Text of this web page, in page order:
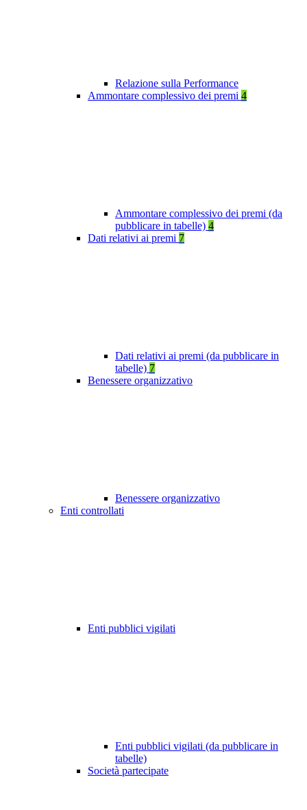
Relazione sulla Performance
Ammontare complessivo dei premi 4
Ammontare complessivo dei premi (da
pubblicare in tabelle) 4
Dati relativi ai premi 7
Dati relativi ai premi (da pubblicare in
tabelle) 7
Benessere organizzativo
Benessere organizzativo
Enti controllati
Enti pubblici vigilati
Enti pubblici vigilati (da pubblicare in
tabelle)
Società partecipate